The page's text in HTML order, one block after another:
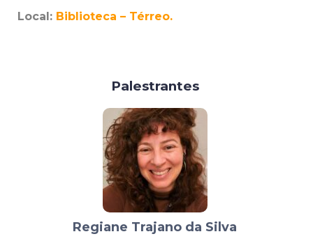
Local: Biblioteca – Térreo.
Palestrantes
Regiane Trajano da Silva